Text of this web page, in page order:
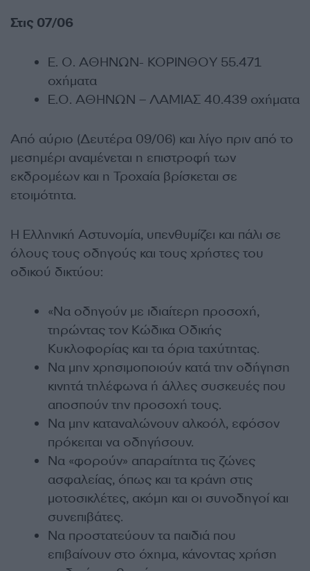
Στις 07/06
Ε. Ο. ΑΘΗΝΩΝ- ΚΟΡΙΝΘΟΥ 55.471
οχήματα
Ε.Ο. ΑΘΗΝΩΝ – ΛΑΜΙΑΣ 40.439 οχήματα
Από αύριο (Δευτέρα 09/06) και λίγο πριν από το
μεσημέρι αναμένεται η επιστροφή των
εκδρομέων και η Τροχαία βρίσκεται σε
ετοιμότητα.
Η Ελληνική Αστυνομία, υπενθυμίζει και πάλι σε
όλους τους οδηγούς και τους χρήστες του
οδικού δικτύου:
«Να οδηγούν με ιδιαίτερη προσοχή,
τηρώντας τον Κώδικα Οδικής
Κυκλοφορίας και τα όρια ταχύτητας.
Να μην χρησιμοποιούν κατά την οδήγηση
κινητά τηλέφωνα ή άλλες συσκευές που
αποσπούν την προσοχή τους.
Να μην καταναλώνουν αλκοόλ, εφόσον
πρόκειται να οδηγήσουν.
Να «φορούν» απαραίτητα τις ζώνες
ασφαλείας, όπως και τα κράνη στις
μοτοσικλέτες, ακόμη και οι συνοδηγοί και
συνεπιβάτες.
Να προστατεύουν τα παιδιά που
επιβαίνουν στο όχημα, κάνοντας χρήση